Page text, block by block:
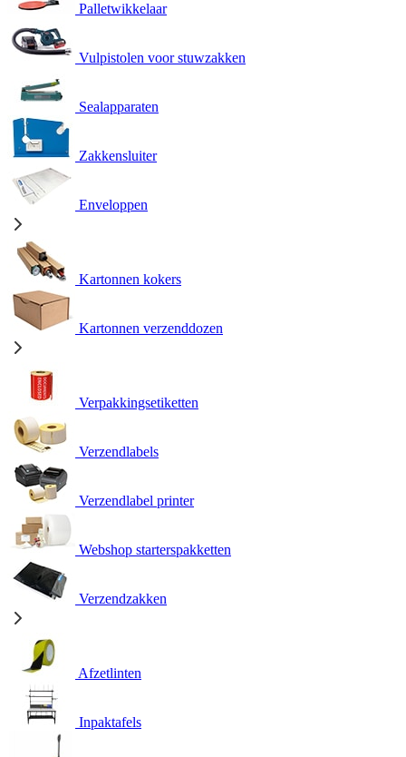
Palletwikkelaar
Vulpistolen voor stuwzakken
Sealapparaten
Zakkensluiter
Enveloppen
Kartonnen kokers
Kartonnen verzenddozen
Verpakkingsetiketten
Verzendlabels
Verzendlabel printer
Webshop starterspakketten
Verzendzakken
Afzetlinten
Inpaktafels